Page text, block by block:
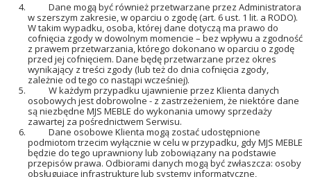
Dane mogą być również przetwarzane przez Administratora
w szerszym zakresie, w oparciu o zgodę (art. 6 ust. 1 lit. a RODO).
W takim wypadku, osoba, której dane dotyczą ma prawo do
cofnięcia zgody w dowolnym momencie – bez wpływu a zgodność
z prawem przetwarzania, którego dokonano w oparciu o zgodę
przed jej cofnięciem. Dane będę przetwarzane przez okres
wynikający z treści zgody (lub też do dnia cofnięcia zgody,
zależnie od tego co nastąpi wcześniej).
W każdym przypadku ujawnienie przez Klienta danych
osobowych jest dobrowolne - z zastrzeżeniem, że niektóre dane
są niezbędne MJS MEBLE do wykonania umowy sprzedaży
zawartej za pośrednictwem Serwisu.
Dane osobowe Klienta mogą zostać udostępnione
podmiotom trzecim wyłącznie w celu w przypadku, gdy MJS MEBLE
będzie do tego uprawniony lub zobowiązany na podstawie
przepisów prawa. Odbiorami danych mogą być zwłaszcza: osoby
obsługujące infrastrukturę lub systemy informatyczne,